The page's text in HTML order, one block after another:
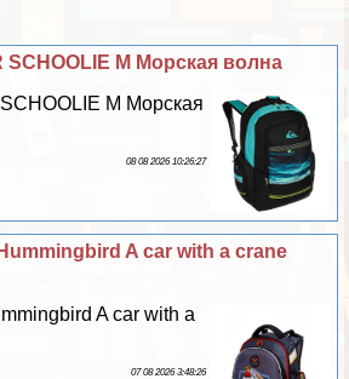
SCHOOLIE M Морская волна
M Морская
08 08 2026 10:26:27
A car with a crane
A car with a
07 08 2026 3:48:26